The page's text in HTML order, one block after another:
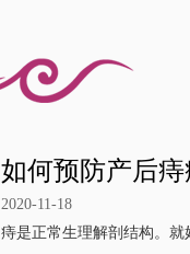
如何预防产后
2020-11-18
痔是正常生理解剖结构。